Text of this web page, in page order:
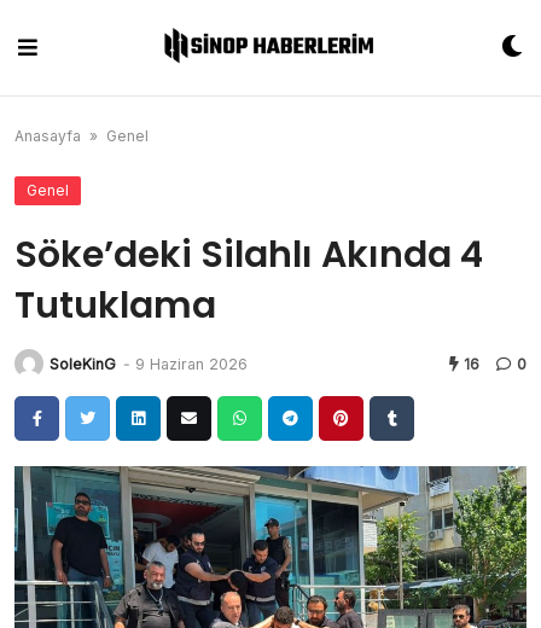
content
Anasayfa » Genel
Genel
Söke’deki Silahlı Akında 4
Tutuklama
SoleKinG - 9 Haziran 2026 16 0